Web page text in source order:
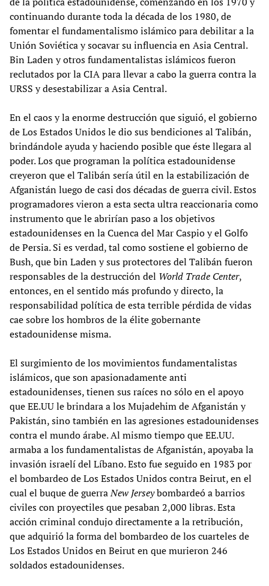
continuando durante toda la década de los 1980, de
fomentar el fundamentalismo islámico para debilitar a la
Unión Soviética y socavar su influencia en Asia Central.
Bin Laden y otros fundamentalistas islámicos fueron
reclutados por la CIA para llevar a cabo la guerra contra la
URSS y desestabilizar a Asia Central.
En el caos y la enorme destrucción que siguió, el gobierno
de Los Estados Unidos le dio sus bendiciones al Talibán,
brindándole ayuda y haciendo posible que éste llegara al
poder. Los que programan la política estadounidense
creyeron que el Talibán sería útil en la estabilización de
Afganistán luego de casi dos décadas de guerra civil. Estos
programadores vieron a esta secta ultra reaccionaria como
instrumento que le abrirían paso a los objetivos
estadounidenses en la Cuenca del Mar Caspio y el Golfo
de Persia. Si es verdad, tal como sostiene el gobierno de
Bush, que bin Laden y sus protectores del Talibán fueron
responsables de la destrucción del World Trade Center,
entonces, en el sentido más profundo y directo, la
responsabilidad política de esta terrible pérdida de vidas
cae sobre los hombros de la élite gobernante
estadounidense misma.
El surgimiento de los movimientos fundamentalistas
islámicos, que son apasionadamente anti
estadounidenses, tienen sus raíces no sólo en el apoyo
que EE.UU le brindara a los Mujadehim de Afganistán y
Pakistán, sino también en las agresiones estadounidenses
contra el mundo árabe. Al mismo tiempo que EE.UU.
armaba a los fundamentalistas de Afganistán, apoyaba la
invasión israelí del Líbano. Esto fue seguido en 1983 por
el bombardeo de Los Estados Unidos contra Beirut, en el
cual el buque de guerraNew Jerseybombardeó a barrios
civiles con proyectiles que pesaban 2,000 libras. Esta
acción criminal condujo directamente a la retribución,
que adquirió la forma del bombardeo de los cuarteles de
Los Estados Unidos en Beirut en que murieron 246
soldados estadounidenses.